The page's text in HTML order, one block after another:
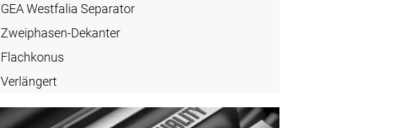
GEA Westfalia Separator
Zweiphasen-Dekanter
Flachkonus
Verlängert